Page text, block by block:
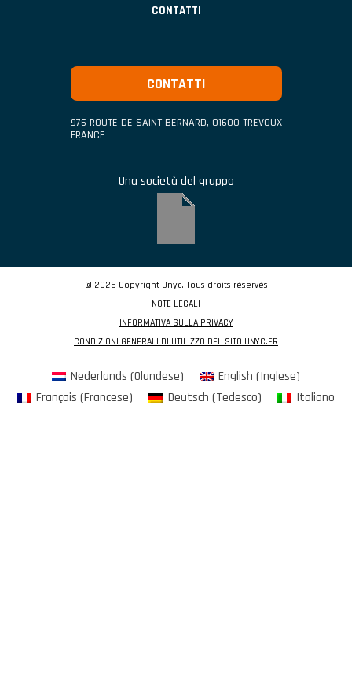
CONTATTI
CONTATTI
976 ROUTE DE SAINT BERNARD, 01600 TREVOUX
FRANCE
Una società del gruppo
© 2026 Copyright Unyc. Tous droits réservés
NOTE LEGALI
INFORMATIVA SULLA PRIVACY
CONDIZIONI GENERALI DI UTILIZZO DEL SITO UNYC.FR
Nederlands (Olandese) English (Inglese)
Français (Francese) Deutsch (Tedesco) Italiano